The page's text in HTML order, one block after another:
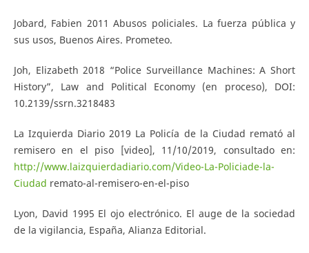
Jobard, Fabien 2011 Abusos policiales. La fuerza pública y
sus usos, Buenos Aires. Prometeo.
Joh, Elizabeth 2018 “Police Surveillance Machines: A Short
History”, Law and Political Economy (en proceso), DOI:
10.2139/ssrn.3218483
La Izquierda Diario 2019 La Policía de la Ciudad remató al
remisero en el piso [video], 11/10/2019, consultado en:
http://www.laizquierdadiario.com/Video-La-Policiade-la-
Ciudad remato-al-remisero-en-el-piso
Lyon, David 1995 El ojo electrónico. El auge de la sociedad
de la vigilancia, España, Alianza Editorial.